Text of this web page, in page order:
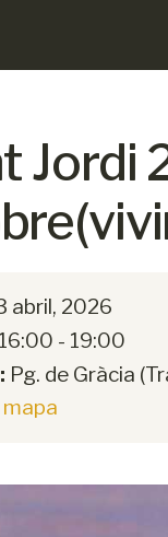
Jordi
abril, 2026
16:00 - 19:00
Pg. de Gràcia
mapa